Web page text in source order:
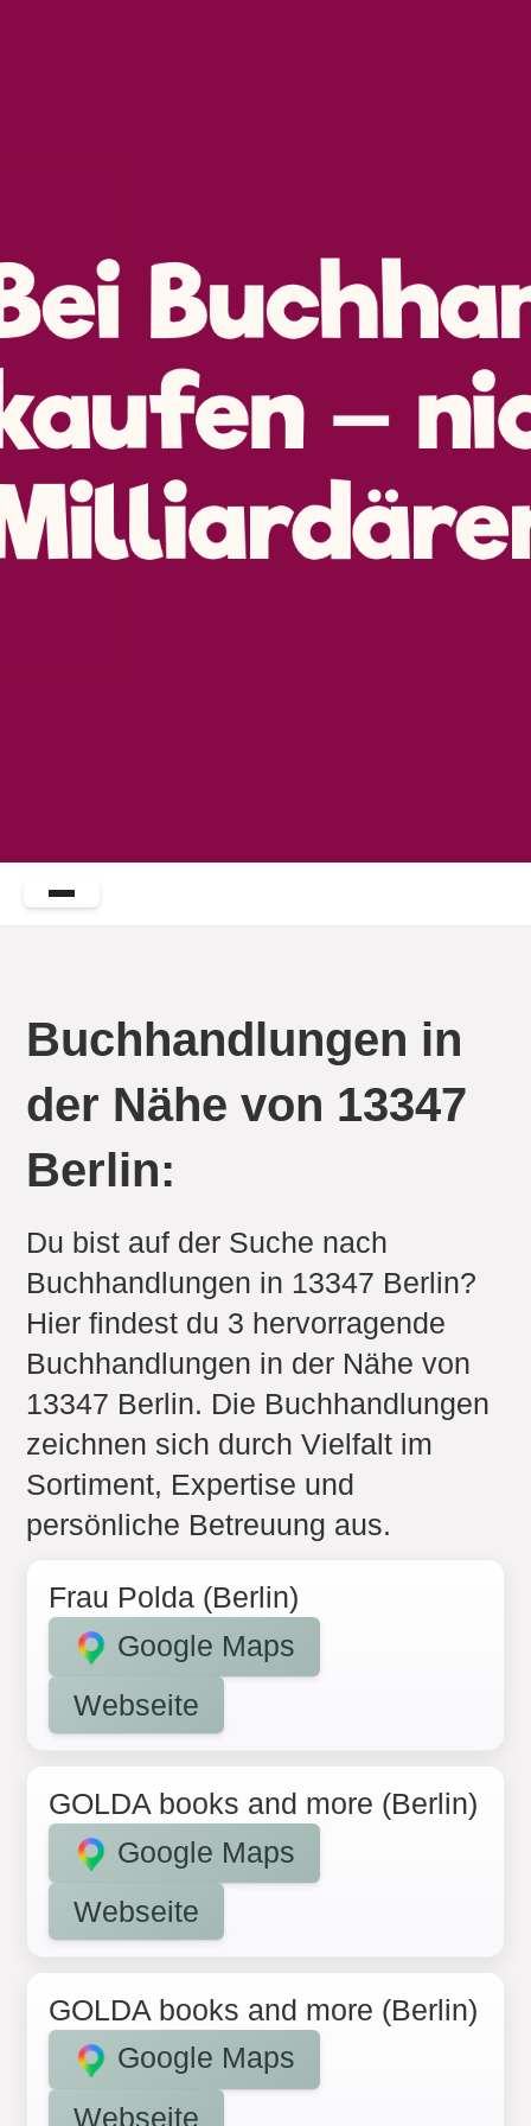
Buchhandlungen in
der Nähe von 13347
Berlin:
Du bist auf der Suche nach
Buchhandlungen in 13347 Berlin?
Hier findest du 3 hervorragende
Buchhandlungen in der Nähe von
13347 Berlin. Die Buchhandlungen
zeichnen sich durch Vielfalt im
Sortiment, Expertise und
persönliche Betreuung aus.
Frau Polda (Berlin)
Google Maps
Webseite
GOLDA books and more (Berlin)
Google Maps
Webseite
GOLDA books and more (Berlin)
Google Maps
Webseite